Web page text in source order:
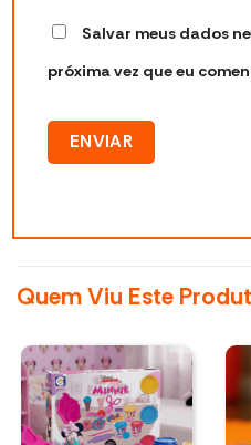
Salvar meus dados
próxima vez que eu
Quem Viu Este